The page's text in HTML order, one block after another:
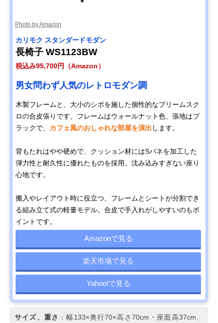
Amazonで見る
Amazonで見る
カリモク60 Kチェ
ア 2シーター 幅
Amazonで見る
Disney
COLLECTION ソ
U35100BK ミッキ
ーマウス
ミッキーマウスが
モチーフの可愛い
Amazonで見る
カリモク スタンダ
ソファ 幅182cm
ZU4922
包み込まれるよう
掛けロング
39.5cm、48kg
Amazonで見る
175cm UW1209
Amazonで見る
COLONIAL ソファ
YC6053
おしゃれで存在感
スタイル
幅204.5×奥行
38cm、48kg
カリモク スタンダ
ードモダン 2人掛
ソファ 幅176.5㎝
UW2002
生活スタイルにあ
わせてカスタムが
可能
高さ69cm・座高
カリモク スタンダ
ードモダン 3人掛
ソファ 幅198cm
自然なS字で首ま
で支えるハイバッ
クの背もたれ
さ93cm・座高
39cm、40kg
Photo by Amazon
カリモク スタンダードモダン
長椅子 WS1123BW
税込み95,700円（Amazon）
男女問わず人気のレトロモダン調
木製フレームと、大小のシボを施した個性的なプリームスク
ロの合皮張りです。フレームはウォールナット色、張地はブ
ラックで、 カフェ風のおしゃれな部屋を演出 します。
背もたれはやや硬めで、クッション材にはSバネを加工した
弾力性と耐久性に優れたものを採用。沈み込みすぎない座り
心地です。
搬入やレイアウト時に役立つ、フレームとシートが分割でき
る組み立て式の軽量モデル。合皮で手入れがしやすいのもポ
イントです。
Amazonで見る
楽天市場で見る
Yahoo!で見る
サイズ、重さ ：幅133×奥行70×高さ70cm・座面高37cm、